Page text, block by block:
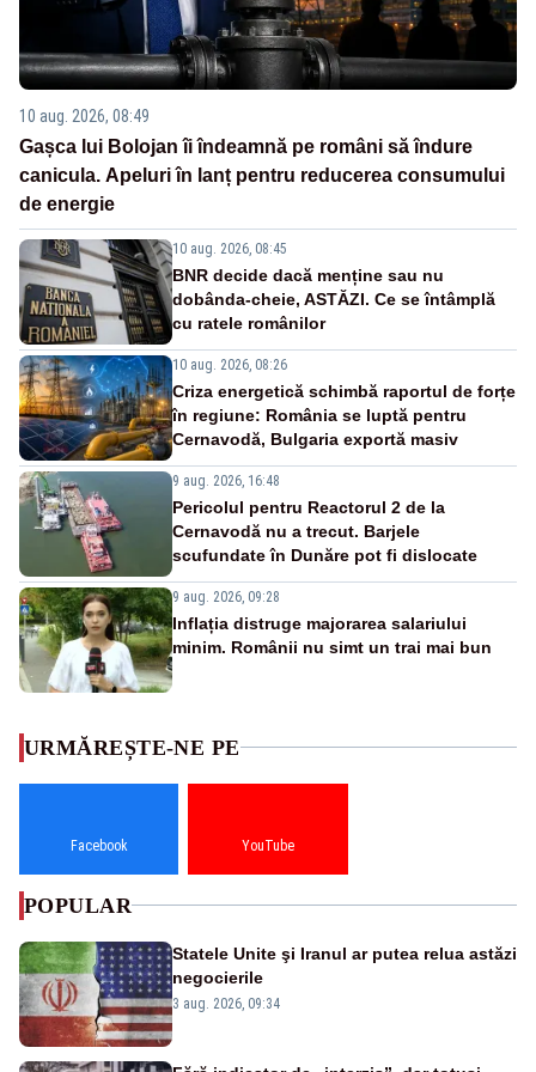
10 aug. 2026, 08:49
Gașca lui Bolojan îi îndeamnă pe români să îndure
canicula. Apeluri în lanț pentru reducerea consumului
de energie
10 aug. 2026, 08:45
BNR decide dacă menține sau nu
dobânda-cheie, ASTĂZI. Ce se întâmplă
cu ratele românilor
10 aug. 2026, 08:26
Criza energetică schimbă raportul de forțe
în regiune: România se luptă pentru
Cernavodă, Bulgaria exportă masiv
9 aug. 2026, 16:48
Pericolul pentru Reactorul 2 de la
Cernavodă nu a trecut. Barjele
scufundate în Dunăre pot fi dislocate
9 aug. 2026, 09:28
Inflația distruge majorarea salariului
minim. Românii nu simt un trai mai bun
URMĂREȘTE-NE PE
Facebook YouTube
POPULAR
Statele Unite şi Iranul ar putea relua astăzi
negocierile
3 aug. 2026, 09:34